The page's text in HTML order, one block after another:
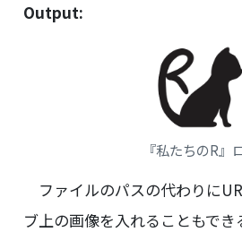
Output:
『私たちのR』
ファイルのパスの代わりに
ブ上の画像を入れることもでき